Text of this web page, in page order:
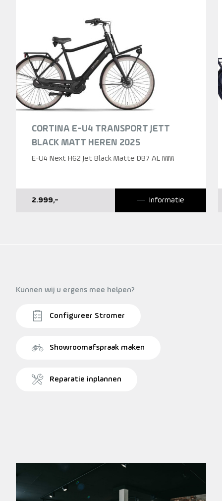
CORTINA E-U4 TRANSPORT JETT
BLACK MATT HEREN 2025
E-U4 Next H62 Jet Black Matte DB7 AL MM
2.999,- Informatie
Kunnen wij u ergens mee helpen?
Configureer Stromer
Showroomafspraak maken
Reparatie inplannen